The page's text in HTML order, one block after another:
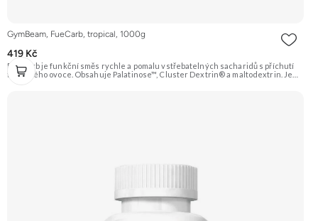
GymBeam, FueCarb, tropical, 1000g
419 Kč
FueCarb je funkční směs rychle a pomalu vstřebatelných sacharidů s příchutí
tropického ovoce. Obsahuje Palatinose™, Cluster Dextrin® a maltodextrin. Je